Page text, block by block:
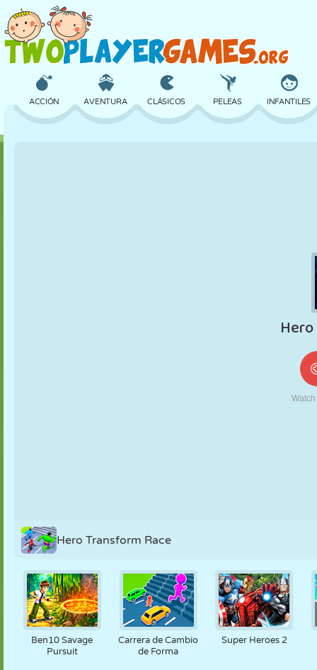
ACCIÓN AVENTURA CLÁSICOS PELEAS INFANTILES
ROBOTS
Hero Transform Race
Ben10 Savage
Pursuit
Carrera de Cambio
de Forma
Super Heroes 2